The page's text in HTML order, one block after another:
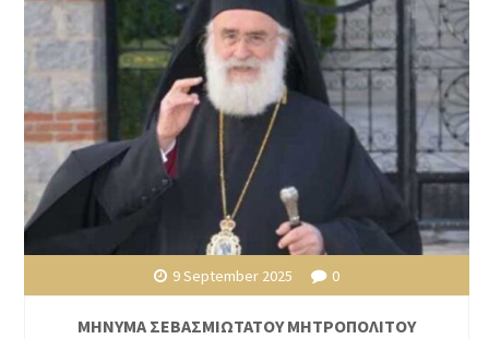
9 September 2025 0
ΜΗΝΥΜΑ ΣΕΒΑΣΜΙΩΤΑΤΟΥ ΜΗΤΡΟΠΟΛΙΤΟΥ